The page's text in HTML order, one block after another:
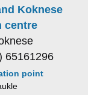
Koknese
centre
65161296
point